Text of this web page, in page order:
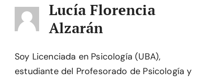
Lucía Florencia
Alzarán
Soy Licenciada en Psicología (UBA),
estudiante del Profesorado de Psicología y